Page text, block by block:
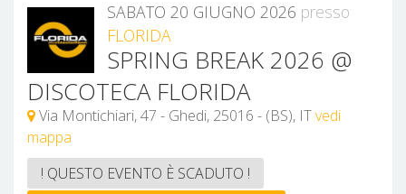
SABATO 20 GIUGNO 2026 presso
FLORIDA
SPRING BREAK 2026 @
DISCOTECA FLORIDA
Via Montichiari, 47 - Ghedi, 25016 - (BS), ITvedi
mappa
! QUESTO EVENTO È SCADUTO !